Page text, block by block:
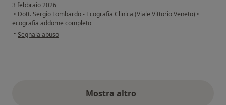
3 febbraio 2026
• Dott. Sergio Lombardo - Ecografia Clinica (Viale Vittorio Veneto) •
ecografia addome completo
• secondo l'opinione dell'utente Spatola concetta
Segnala abuso
Mostra altroopinioni di cui sopra